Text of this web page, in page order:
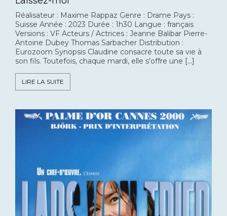
Réalisateur : Maxime Rappaz Genre : Drame Pays :
Suisse Année : 2023 Durée : 1h30 Langue : français
Versions : VF Acteurs / Actrices : Jeanne Balibar Pierre-
Antoine Dubey Thomas Sarbacher Distribution :
Eurozoom Synopsis Claudine consacre toute sa vie à
son fils. Toutefois, chaque mardi, elle s’offre une […]
LIRE LA SUITE